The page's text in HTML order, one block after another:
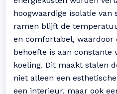
hoogwaardige isolatie van
ramen blijft de
en comfortabel, waardoor
behoefte is aan constante
koeling. Dit maakt stalen
niet alleen een
een interieur, maar ook